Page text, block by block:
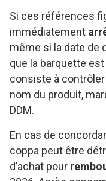
Si ces références
immédiatement
même si la date de
que la barquette
consiste à
nom du produit,
DDM.
En cas de
coppa peut être
d’achat pour